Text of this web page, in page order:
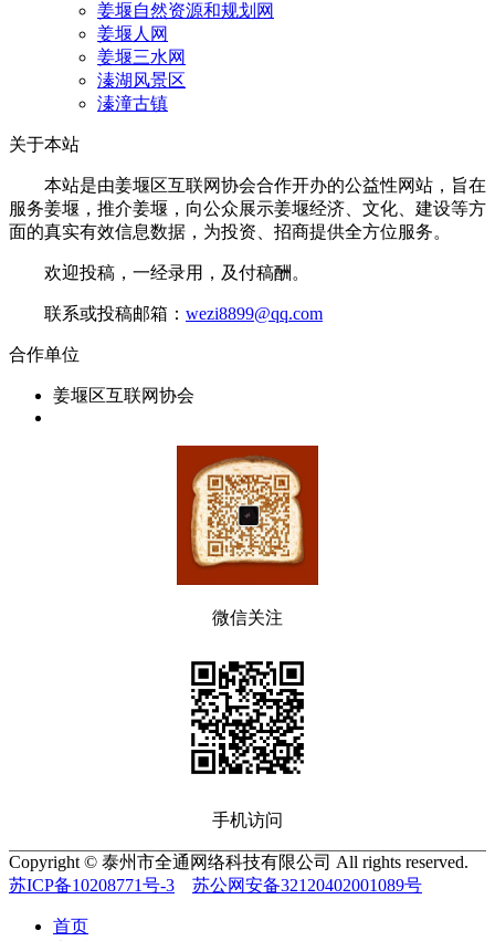
姜堰自然资源和规划网
姜堰人网
姜堰三水网
溱湖风景区
溱潼古镇
关于本站
本站是由姜堰区互联网协会合作开办的公益性网站，旨在
服务姜堰，推介姜堰，向公众展示姜堰经济、文化、建设等方
面的真实有效信息数据，为投资、招商提供全方位服务。
欢迎投稿，一经录用，及付稿酬。
联系或投稿邮箱： wezi8899@qq.com
合作单位
姜堰区互联网协会
微信关注
手机访问
Copyright © 泰州市全通网络科技有限公司 All rights reserved.
苏ICP备10208771号-3
苏公网安备32120402001089号
首页